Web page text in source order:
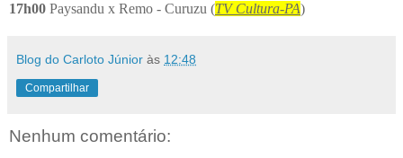
17h00 Paysandu x Remo - Curuzu (TV Cultura-PA)
Blog do Carloto Júnior às 12:48
Compartilhar
Nenhum comentário: